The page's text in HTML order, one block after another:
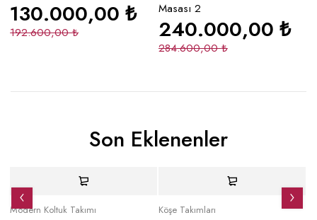
192.600,00₺
130.000,00₺
Masası 2
284.600,00₺
240.000,00 ₺
Son Eklenenler
Modern Koltuk Takımı Köşe Takımları